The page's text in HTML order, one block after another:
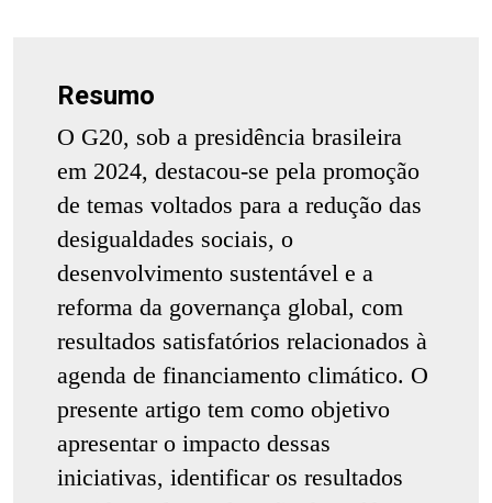
Resumo
O G20, sob a presidência brasileira
em 2024, destacou-se pela promoção
de temas voltados para a redução das
desigualdades sociais, o
desenvolvimento sustentável e a
reforma da governança global, com
resultados satisfatórios relacionados à
agenda de financiamento climático. O
presente artigo tem como objetivo
apresentar o impacto dessas
iniciativas, identificar os resultados